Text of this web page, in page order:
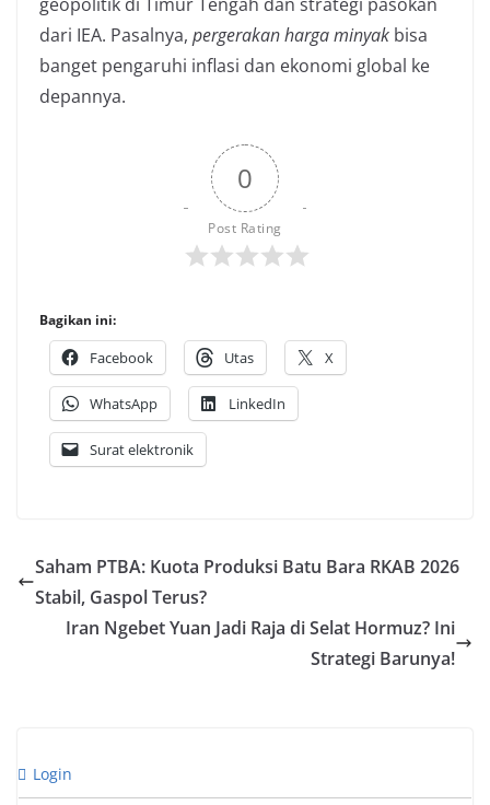
dari IEA. Pasalnya, pergerakan harga minyak bisa
banget pengaruhi inflasi dan ekonomi global ke
depannya.
0
Post Rating
Bagikan ini:
Facebook Utas X
WhatsApp LinkedIn
Surat elektronik
Saham PTBA: Kuota Produksi Batu Bara RKAB 2026
Stabil, Gaspol Terus?
Iran Ngebet Yuan Jadi Raja di Selat Hormuz? Ini
Strategi Barunya!
Login